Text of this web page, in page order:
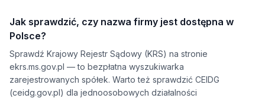
Jak sprawdzić, czy nazwa firmy jest dostępna w
Polsce?
Sprawdź Krajowy Rejestr Sądowy (KRS) na stronie
ekrs.ms.gov.pl — to bezpłatna wyszukiwarka
zarejestrowanych spółek. Warto też sprawdzić CEIDG
(ceidg.gov.pl) dla jednoosobowych działalności